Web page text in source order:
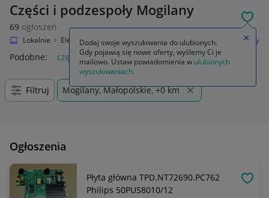
Części i podzespoły Mogilany
69 ogłoszeń
Lokalnie Elektronika RTV i AGD TV i Video Części i podzespoły
Podobne: części i podzespoly
Filtruj Mogilany, Małopolskie, +0 km
Ogłoszenia
Płyta główna TPD.NT72690.PC762
Philips 50PUS8010/12
Dodaj swoje wyszukiwania do ulubionych.
Gdy pojawią się nowe oferty, wyślemy Ci je
mailowo. Ustaw powiadomienia w ulubionych
wyszukiwaniach.